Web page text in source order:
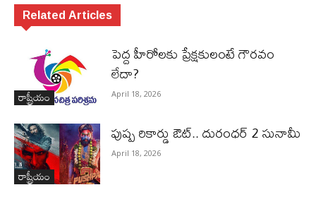
Related Articles
రాష్ట్రీయం
పెద్ద హీరోల‌కు ప్రేక్ష‌కులంటే గౌర‌వం
లేదా?
April 18, 2026
రాష్ట్రీయం
పుష్ప రికార్డు ఔట్‌.. దురంధ‌ర్ 2 సునామీ
April 18, 2026